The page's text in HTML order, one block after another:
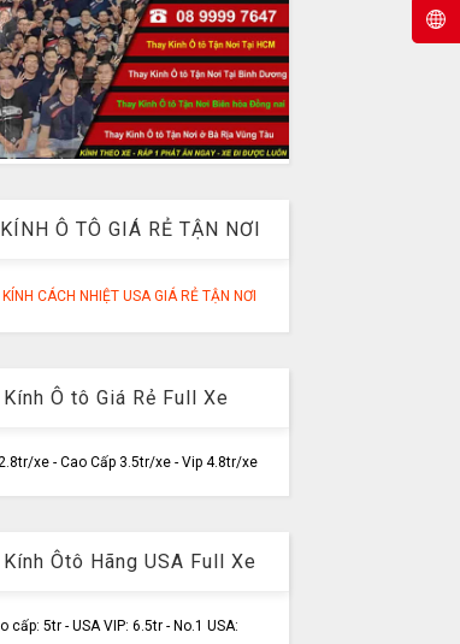
Ô TÔ GIÁ RẺ TẬN NƠI
CÁCH NHIỆT USA GIÁ RẺ TẬN NƠI
Ô tô Giá Rẻ Full Xe
xe - Cao Cấp 3.5tr/xe - Vip 4.8tr/xe
Ôtô Hãng USA Full Xe
cấp: 5tr - USA VIP: 6.5tr - No.1 USA: